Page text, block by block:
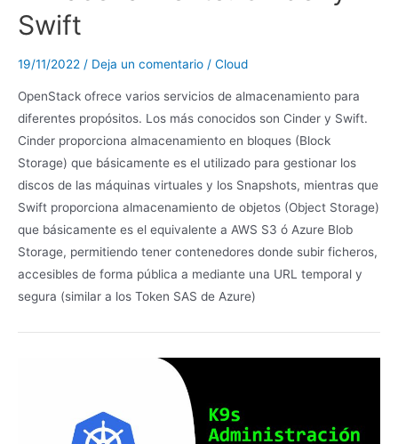
Swift
19/11/2022 / Deja un comentario / Cloud
OpenStack ofrece varios servicios de almacenamiento para
diferentes propósitos. Los más conocidos son Cinder y Swift.
Cinder proporciona almacenamiento en bloques (Block
Storage) que básicamente es el utilizado para gestionar los
discos de las máquinas virtuales y los Snapshots, mientras que
Swift proporciona almacenamiento de objetos (Object Storage)
que básicamente es el equivalente a AWS S3 ó Azure Blob
Storage, permitiendo tener contenedores donde subir ficheros,
accesibles de forma pública a mediante una URL temporal y
segura (similar a los Token SAS de Azure)